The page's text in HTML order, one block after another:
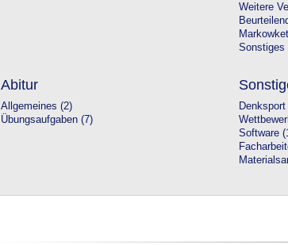
Weitere
Sonstiges
Abitur
Allgemeines (2)
Übungsaufgaben (7)
Denksport
Software